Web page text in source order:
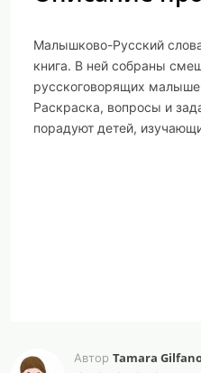
Малышково-Русский
книга. В ней собраны
русскоговорящих
Раскраска, вопросы и
порадуют детей,
Автор Tamara